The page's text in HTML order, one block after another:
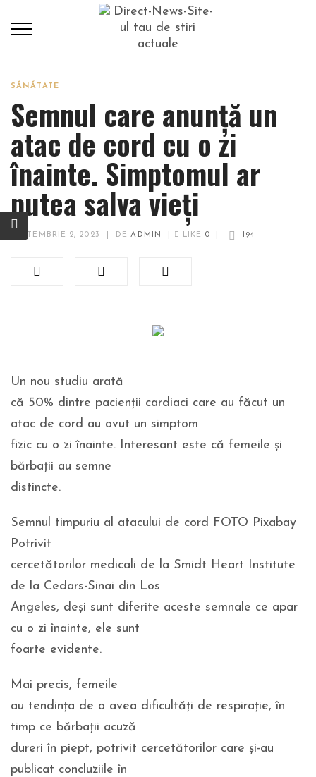
SĂNĂTATE
Semnul care anunță un
atac de cord cu o zi
înainte. Simptomul ar
putea salva vieți
SEPTEMBRIE 2, 2023 DEADMIN LIKE 0 194
Un nou studiu arată
că 50% dintre pacienții cardiaci care au făcut un
atac de cord au avut un simptom
fizic cu o zi înainte. Interesant este că femeile și
bărbații au semne
distincte.
Semnul timpuriu al atacului de cord FOTO Pixabay
Potrivit
cercetătorilor medicali de la Smidt Heart Institute
de la Cedars-Sinai din Los
Angeles, deși sunt diferite aceste semnale ce apar
cu o zi înainte, ele sunt
foarte evidente.
Mai precis, femeile
au tendința de a avea dificultăți de respirație, în
timp ce bărbații acuză
dureri în piept, potrivit cercetătorilor care și-au
publicat concluziile în